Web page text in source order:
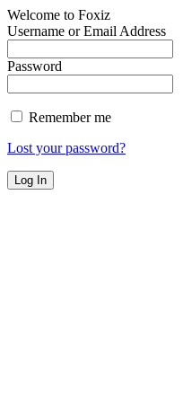
Welcome to Foxiz
Username or Email Address
Password
Remember me
Lost your password?